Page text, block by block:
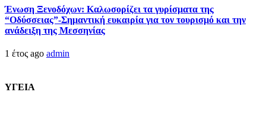
Ένωση Ξενοδόχων: Καλωσορίζει τα γυρίσματα της
“Οδύσσειας”-Σημαντική ευκαιρία για τον τουρισμό και την
ανάδειξη της Μεσσηνίας
1 έτος ago admin
ΥΓΕΙΑ